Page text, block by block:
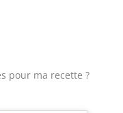
pour ma recette ?